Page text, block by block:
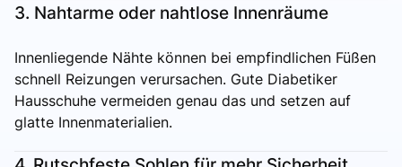
3. Nahtarme oder nahtlose Innenräume
Innenliegende Nähte können bei empfindlichen Füßen
schnell Reizungen verursachen. Gute Diabetiker
Hausschuhe vermeiden genau das und setzen auf
glatte Innenmaterialien.